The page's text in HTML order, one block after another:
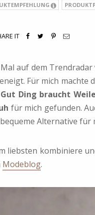
IT
auf dem
Für mich machte
Gut Ding braucht Weile
für mich gefunden.
Alternative
liebsten kombiniere
Modeblog.